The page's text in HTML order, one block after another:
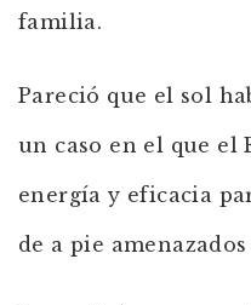
familia.
Pareció que el sol
un caso en el que el
energía y eficacia
de a pie